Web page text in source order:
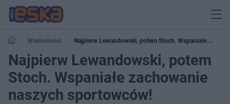
Wiadomości
Najpierw Lewandowski, potem Stoch. Wspaniałe
zachowanie naszych sportowców!
Najpierw Lewandowski, potem
Stoch. Wspaniałe zachowanie
naszych sportowców!